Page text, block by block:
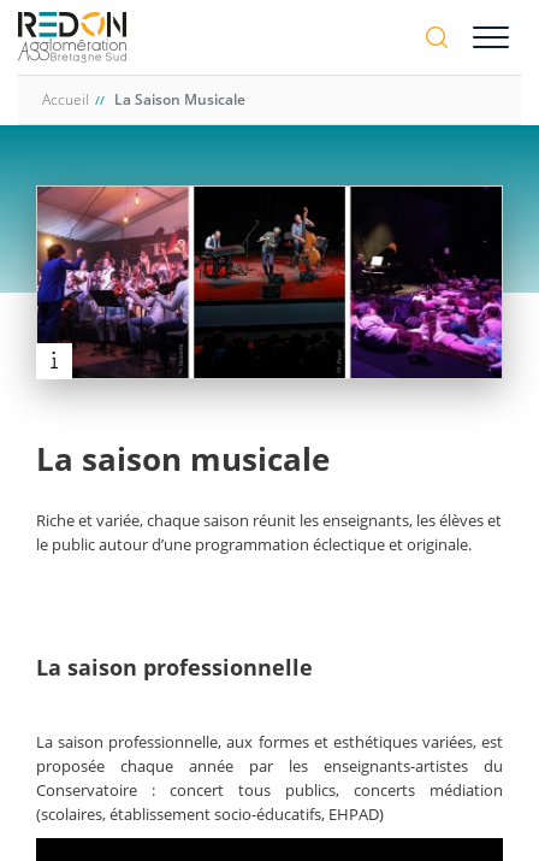
Aller
contenu
Accueil La Saison Musicale
La saison musicale
Riche et variée, chaque saison réunit les enseignants, les élèves et
le public autour d’une programmation éclectique et originale.
La saison professionnelle
La saison professionnelle, aux formes et esthétiques variées, est
proposée chaque année par les enseignants-artistes du
Conservatoire : concert tous publics, concerts médiation
(scolaires, établissement socio-éducatifs, EHPAD)